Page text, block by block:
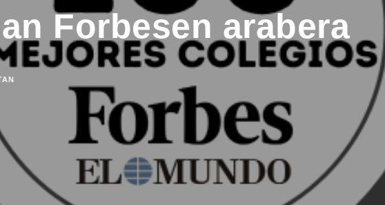
Forbesen arabera